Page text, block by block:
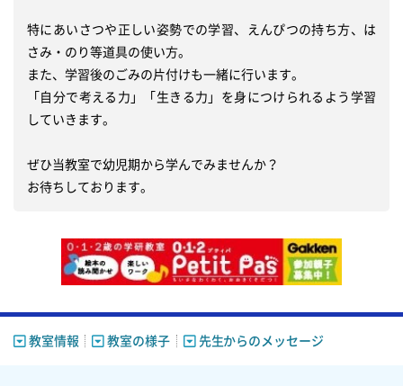
特にあいさつや正しい姿勢での学習、えんぴつの持ち方、は
さみ・のり等道具の使い方。
また、学習後のごみの片付けも一緒に行います。
「自分で考える力」「生きる力」を身につけられるよう学習
していきます。
ぜひ当教室で幼児期から学んでみませんか？
教室情報 教室の様子 先生からのメッセージ